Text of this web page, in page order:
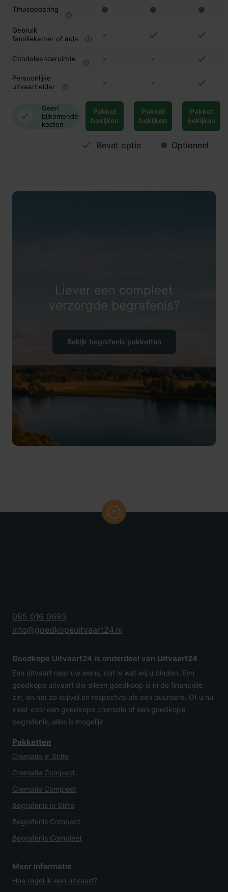
Thuisopbaring
Gebruik
familiekamer of aula
-
Condoleanceruimte - -
Persoonlijke
uitvaartleider
- -
Geen
bijkomende
kosten
Pakket
bekijken
Pakket
bekijken
Pakket
bekijken
Bevat optie Optioneel
Liever een compleet
verzorgde begrafenis?
Bekijk begrafenis pakketten
085 016 0685
info@goedkopeuitvaart24.nl
Goedkope Uitvaart24 is onderdeel van Uitvaart24
Een uitvaart naar uw wens, dat is wat wij u bieden. Een
goedkope uitvaart die alleen goedkoop is in de financiële
zin, en net zo stijlvol en respectvol als een duurdere. Of u nu
kiest voor een goedkope crematie of een goedkope
begrafenis, alles is mogelijk.
Pakketten
Crematie in Stilte
Crematie Compact
Crematie Compleet
Begrafenis in Stilte
Begrafenis Compact
Begrafenis Compleet
Meer informatie
Hoe regel ik een uitvaart?